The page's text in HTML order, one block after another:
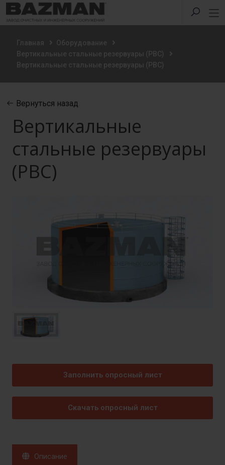
Главная
Оборудование
Вертикальные стальные резервуары (РВС)
Вертикальные стальные резервуары (РВС)
Вернуться назад
Вертикальные
стальные резервуары
(РВС)
Заполнить опросный лист
Скачать опросный лист
Описание